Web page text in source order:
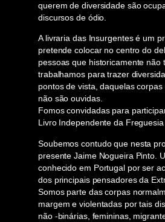
querem de diversidade são
discursos de ódio.
A livraria das Insurgentes é um
pretende colocar no centro do
pessoas que historicamente não
trabalhamos para trazer
pontos de vista, daquelas
não são ouvidas.
Fomos convidadas para
Livro Independente da
Soubemos contudo que nesta
presente Jaime Nogueira Pinto.
conhecido em Portugal por ser
dos principais pensadores da
Somos parte das corpas
margem e violentadas por tais
não -binárias, femininas,